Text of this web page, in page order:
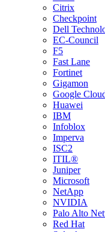
Citrix
Checkpoint
Dell
EC-Council
F5
Fast Lane
Fortinet
Gigamon
Google
Huawei
IBM
Infoblox
Imperva
ISC2
ITIL®
Juniper
Microsoft
NetApp
NVIDIA
Palo Alto
Red Hat